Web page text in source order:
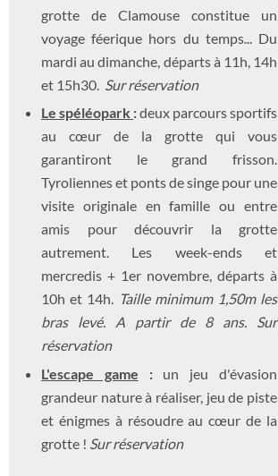
grotte de Clamouse constitue un
voyage féerique hors du temps... Du
mardi au dimanche, départs à 11h, 14h
et 15h30. Sur réservation
Le spéléopark :deux parcours sportifs
au cœur de la grotte qui vous
garantiront le grand frisson.
Tyroliennes et ponts de singe pour une
visite originale en famille ou entre
amis pour découvrir la grotte
autrement. Les week-ends et
mercredis + 1er novembre, départs à
10h et 14h. Taille minimum 1,50m les
bras levé. A partir de 8 ans. Sur
réservation
L'escape game :un jeu d'évasion
grandeur nature à réaliser, jeu de piste
et énigmes à résoudre au cœur de la
grotte ! Sur réservation